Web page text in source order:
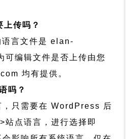
传吗？
言文件是 elan-
编辑文件是否上传由您
均有提供。
吗？
，只需要在 WordPress 后
点语言，进行选择即